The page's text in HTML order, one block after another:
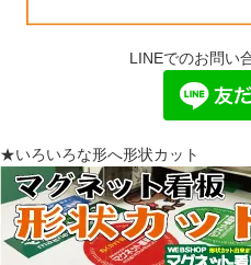
LINEでのお問い
★いろいろな形へ形状カット